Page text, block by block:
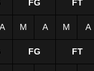
FG FT
A M A M A
FG FT